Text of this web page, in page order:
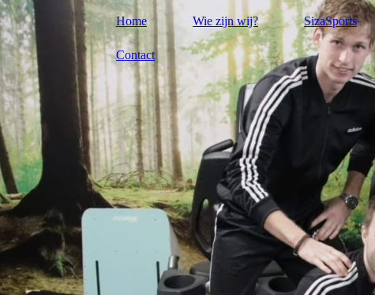
Home Wie zijn wij? SizaSports
Contact